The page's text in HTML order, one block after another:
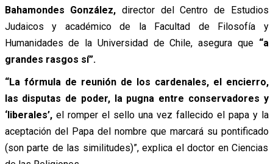
Bahamondes González, director del Centro de Estudios
Judaicos y académico de la Facultad de Filosofía y
Humanidades de la Universidad de Chile, asegura que “a
grandes rasgos sí”.
“La fórmula de reunión de los cardenales, el encierro,
las disputas de poder, la pugna entre conservadores y
‘liberales’, el romper el sello una vez fallecido el papa y la
aceptación del Papa del nombre que marcará su pontificado
(son parte de las similitudes)”, explica el doctor en Ciencias